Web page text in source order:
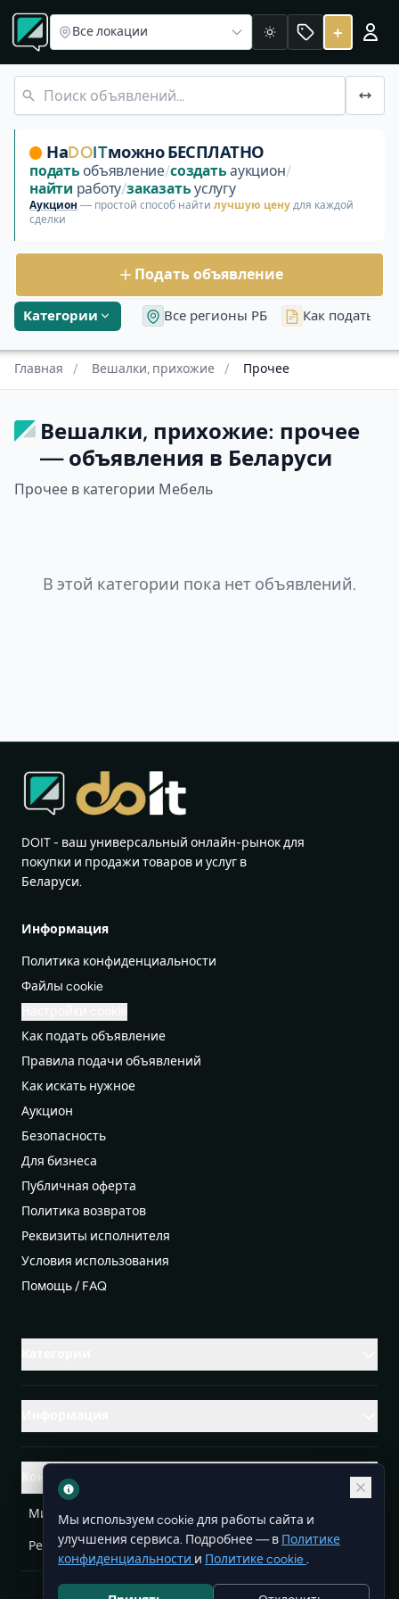
Вешалки, прихожие: прочее —
Прочее в категории Мебель Пока нет объявлений в
Все локации Светлая +
Категории Все регионы РБ Как подать
НаDOITможно БЕСПЛАТНО
подать объявление/создать аукцион/
найти работу/заказать услугу
Аукцион — простой способ найти лучшую цену для каждой
сделки
Подать объявление
Главная / Вешалки, прихожие / Прочее
Вешалки, прихожие: прочее
— объявления в Беларуси
Прочее в категории Мебель
В этой категории пока нет объявлений.
DOIT - ваш универсальный онлайн-рынок для
покупки и продажи товаров и услуг в
Беларуси.
Информация
Политика конфиденциальности
Файлы cookie
Как подать объявление
Правила подачи объявлений
Как искать нужное
Аукцион
Безопасность
Для бизнеса
Публичная оферта
Политика возвратов
Реквизиты исполнителя
Условия использования
Помощь / FAQ
Контакты
Михаленко Руслан Леонидович, УНП ЕА3732804
Республика Беларусь info@doit.by
Мы используем cookie для работы сайта и
улучшения сервиса. Подробнее — в Политике
конфиденциальности и Политике cookie.